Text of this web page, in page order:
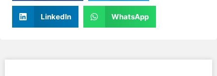
LinkedIn WhatsApp